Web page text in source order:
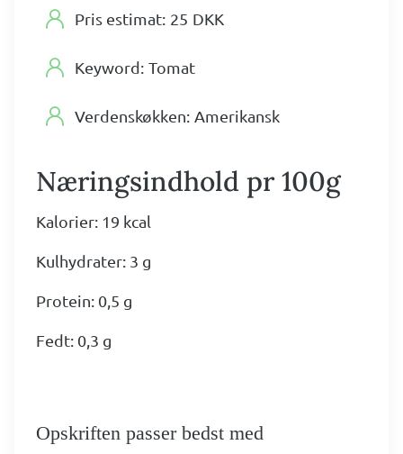
Pris estimat: 25 DKK
Keyword: Tomat
Verdenskøkken: Amerikansk
Næringsindhold pr 100g
Kalorier: 19 kcal
Kulhydrater: 3 g
Protein: 0,5 g
Fedt: 0,3 g
Opskriften passer bedst med